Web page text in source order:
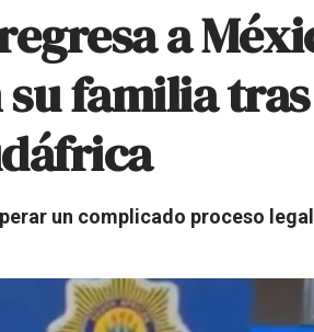
a
familia
un complicado proceso